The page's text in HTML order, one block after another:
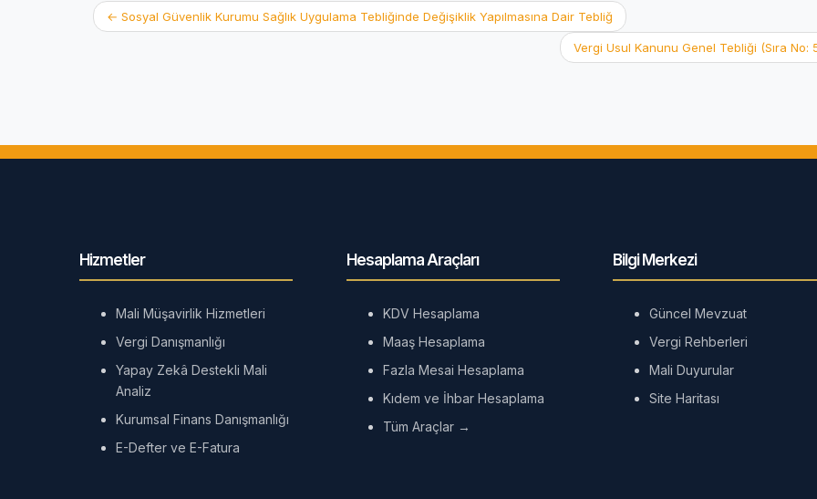
Post
← Sosyal Güvenlik Kurumu Sağlık Uygulama Tebliğinde Değişiklik Yapılmasına Dair Tebliğ
Vergi Usul Kanunu Genel Tebliği (Sıra No:
Hizmetler
Mali Müşavirlik Hizmetleri
Vergi Danışmanlığı
Yapay Zekâ Destekli Mali
Analiz
Kurumsal Finans Danışmanlığı
E-Defter ve E-Fatura
Hesaplama Araçları
KDV Hesaplama
Maaş Hesaplama
Fazla Mesai Hesaplama
Kıdem ve İhbar Hesaplama
Tüm Araçlar →
Bilgi Merkezi
Güncel Mevzuat
Vergi Rehberleri
Mali Duyurular
Site Haritası